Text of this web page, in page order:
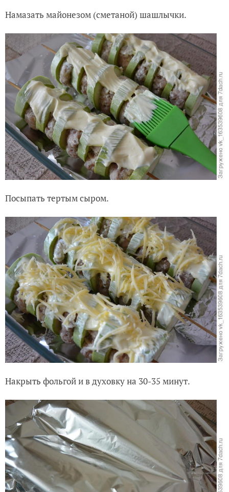
Намазать майонезом (сметаной) шашлычки.
Посыпать тертым сыром.
Накрыть фольгой и в духовку на 30-35 минут.